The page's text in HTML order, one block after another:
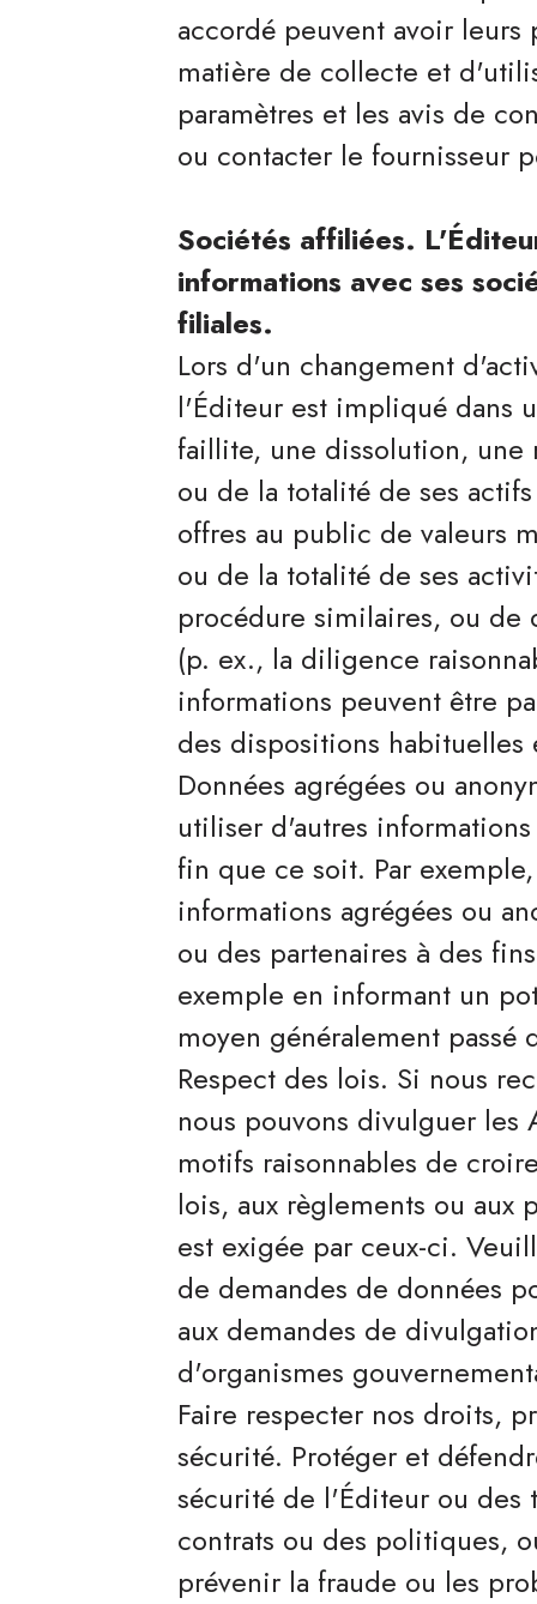
accordé peuvent avoir
matière de collecte et
paramètres et les avis de
ou contacter le fournisseur
Sociétés affiliées.
informations avec ses
filiales.
Lors d'un changement
l'Éditeur est impliqué dans
faillite, une dissolution, une
ou de la totalité de ses
offres au public de valeurs
ou de la totalité de ses
procédure similaires, ou de
(p. ex., la diligence
informations peuvent être
des dispositions
Données agrégées ou
utiliser d'autres
fin que ce soit. Par
informations agrégées ou
ou des partenaires à des
exemple en informant un
moyen généralement passé
Respect des lois. Si nous
nous pouvons divulguer les
motifs raisonnables de
lois, aux règlements ou
est exigée par ceux-ci.
de demandes de données
aux demandes de
d'organismes
Faire respecter nos droits,
sécurité. Protéger et
sécurité de l'Éditeur ou
contrats ou des politiques,
prévenir la fraude ou les